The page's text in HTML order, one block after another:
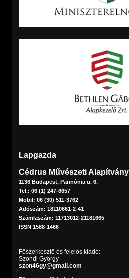
Lapgazda
Cédrus Művészeti Alapítvány
1136 Budapest, Pannónia u. 6.
Tel.: 06 (1) 247-6657
Mobil: 06 (30) 511-3762
Adószám: 18110661-2-41
Számlaszám: 11713012-21181665
ISSN 1588-1466
Főszerkesztő és felelős kiadó:
Szondi György
szon46gy@gmail.com